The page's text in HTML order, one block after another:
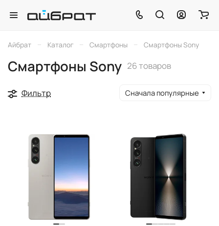
Айбрат – Каталог – Смартфоны – Смартфоны Sony
Смартфоны Sony 26 товаров
Фильтр Сначала популярные